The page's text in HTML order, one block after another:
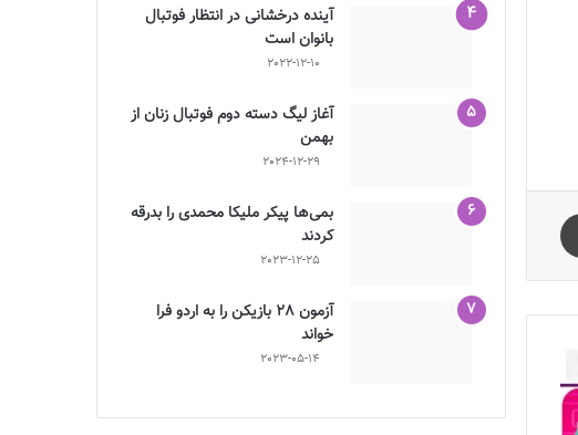
آینده درخشانی در انتظار فوتبال
بانوان است
2022-12-10
آغاز لیگ دسته دوم فوتبال زنان از
بهمن
2024-12-29
بمی‌ها پیکر ملیکا محمدی را بدرقه
کردند
2023-12-25
آزمون 28 بازیکن را به اردو فرا
خواند
2023-05-14